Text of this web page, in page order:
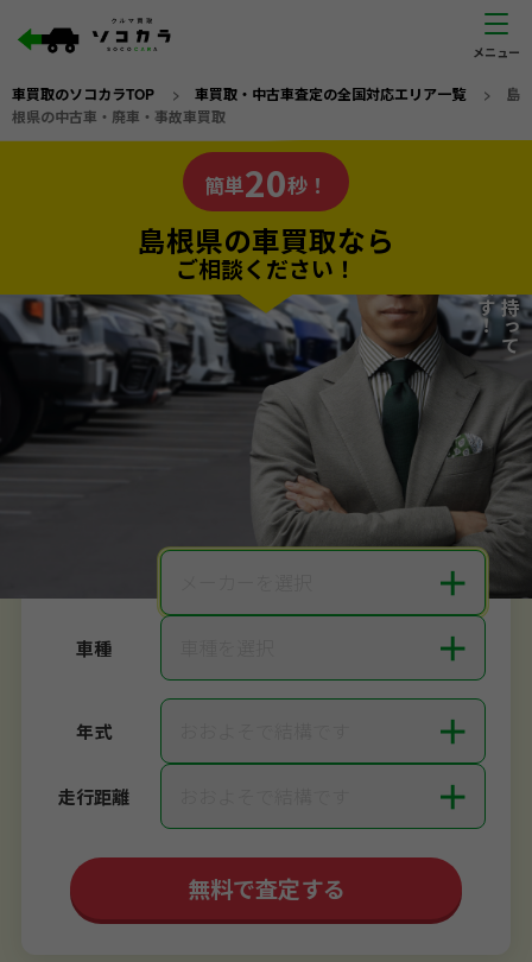
車買取のソコカラTOP > 車買取・中古車査定の全国対応エリア一覧> 島
根県の中古車・廃車・事故車買取
の車買取なら
ソコカラの
電話か出張か、高い方の査定を提案。
私たちが責任を持って
査定いたします！
簡単20秒！
島根県の車買取なら
ご相談ください！
20秒で入力完了！
カンタンWeb査定
ご依頼いただいたお車を丁寧に査定いたします
＋
車種 ＋
年式 ＋
走行距離 ＋
無料で査定する